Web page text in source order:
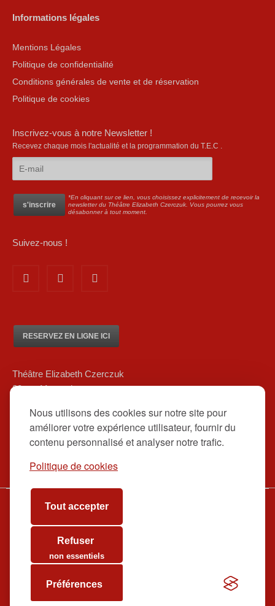
Nous utilisons des cookies sur notre site pour
améliorer votre expérience utilisateur, fournir du
contenu personnalisé et analyser notre trafic.
Politique de cookies
Tout accepter
Refuser
non essentiels
Préférences
Informations légales
Mentions Légales
Politique de confidentialité
Conditions générales de vente et de réservation
Politique de cookies
Inscrivez-vous à notre Newsletter !
Recevez chaque mois l'actualité et la programmation du T.E.C .
*En cliquant sur ce lien, vous choisissez explicitement de recevoir la
newsletter du Théâtre Elizabeth Czerczuk. Vous pourrez vous
désabonner à tout moment.
Suivez-nous !
RESERVEZ EN LIGNE ICI
Théâtre Elizabeth Czerczuk
20 rue Marsoulan
01 84 83 08 80/ 06 12 16 48 39
contact@theatreelizabethczerczuk.fr